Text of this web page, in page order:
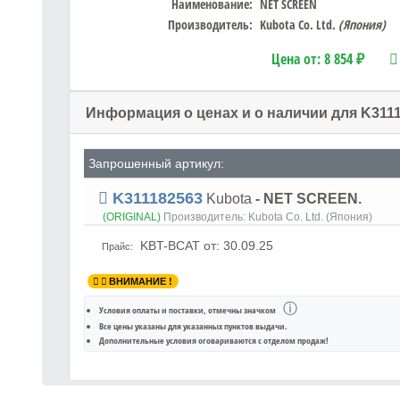
Наименование: NET SCREEN
Производитель: Kubota Co. Ltd. (Япония)
Цена от:8 854 ₽
Информация о ценах и о наличии для
Запрошенный артикул:
K311182563 Kubota - NET SCREEN.
(ORIGINAL)Производитель: Kubota Co. Ltd. (Япония)
Прайс: KBT-BCAT от: 30.09.25
ВНИМАНИЕ !
Условия оплаты и поставки , отмечны значком ⓘ
Все цены указаны дляуказанных пунктов выдачи.
Дополнительные условия оговариваются с отделом продаж!